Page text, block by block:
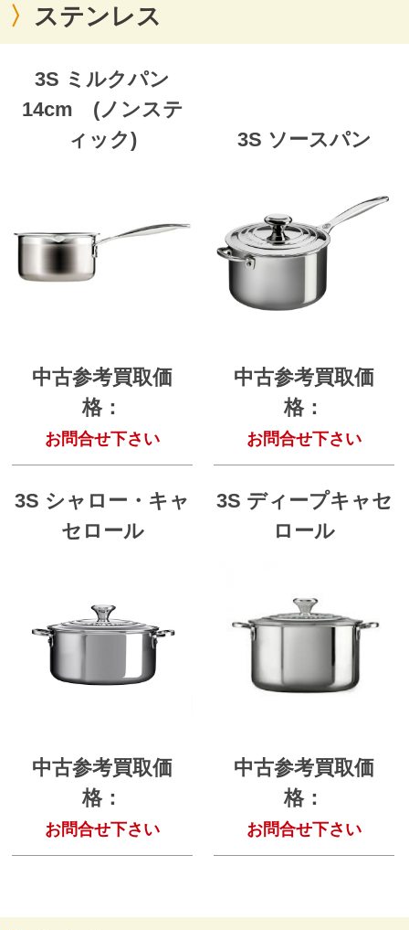
ステンレス
3S ミルクパン
14cm (ノンステ
ィック)
中古参考買取価
格：
お問合せ下さい
3S ソースパン
中古参考買取価
格：
お問合せ下さい
3S シャロー・キャ
セロール
中古参考買取価
格：
お問合せ下さい
3S ディープキャセ
ロール
中古参考買取価
格：
お問合せ下さい